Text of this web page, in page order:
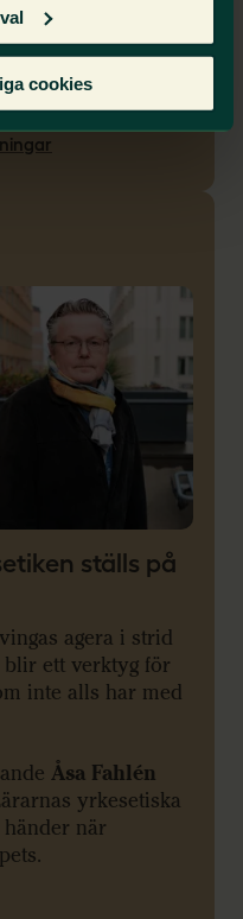
cookies
samt för
reflektioner på
ställs på
agera i strid
ett verktyg för
inte alls har med
Åsa Fahlén
yrkesetiska
när